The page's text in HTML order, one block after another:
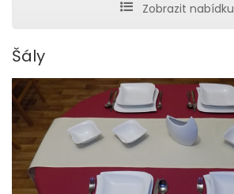
Zobrazit nabídku
Šály